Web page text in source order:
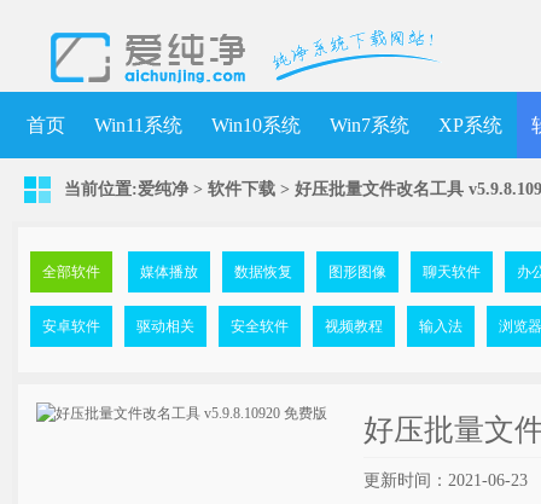
首页 Win11系统 Win10系统 Win7系统 XP系统
当前位置:爱纯净 > 软件下载 > 好压批量文件改名工具
全部软件 媒体播放 数据恢复 图形图像 聊天软件 办
安卓软件 驱动相关 安全软件 视频教程 输入法 浏览器
好压批量文
更新时间：2021-06-23